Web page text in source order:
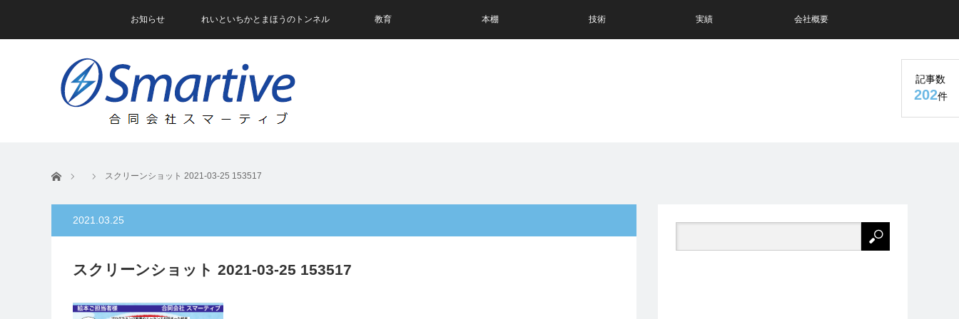
お知らせ れいといちかとまほうのトンネル 教育 本棚 技術 実績 会社概要
記事数
202件
ホーム スクリーンショット 2021-03-25 153517
2021.03.25
スクリーンショット 2021-03-25 153517